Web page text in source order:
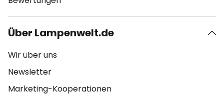
Über Lampenwelt.de
Wir über uns
Newsletter
Marketing-Kooperationen